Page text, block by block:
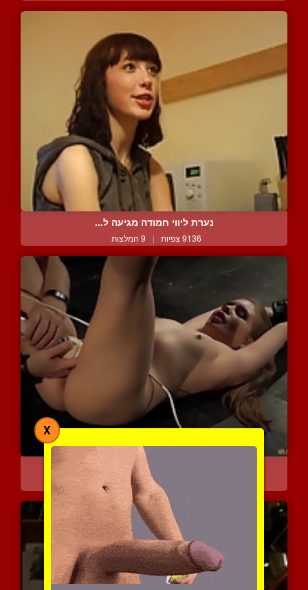
נערת ליווי חמודה מגיעה ל...
9136 צפיות | 9 המלצות
ארבעה ימים של אילוף
| 1 המלצות
X